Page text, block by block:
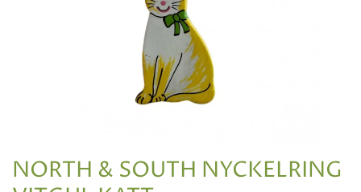
NORTH & SOUTH NYCKELRING